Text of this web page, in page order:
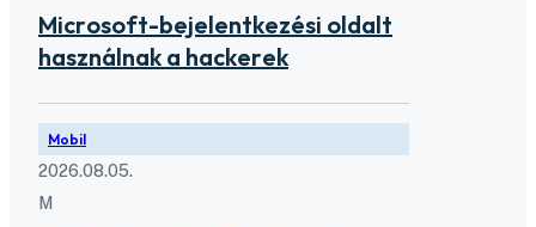
Microsoft-bejelentkezési oldalt
használnak a hackerek
Mobil
2026.08.05.
M